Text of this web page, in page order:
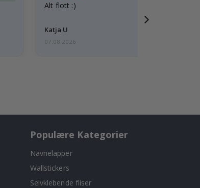
Alt flott :)
Katja U
07.08.2026
Populære Kategorier
Navnelapper
Wallstickers
Selvklebende fliser